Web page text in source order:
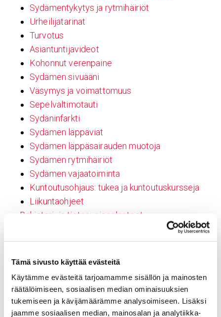
Tämä sivusto käyttää evästeitä
Käytämme evästeitä tarjoamamme sisällön ja mainosten
räätälöimiseen, sosiaalisen median ominaisuuksien
tukemiseen ja kävijämäärämme analysoimiseen. Lisäksi
jaamme sosiaalisen median, mainosalan ja analytiikka-
Sydämentykytys ja rytmihäiriöt
Urheilijatarinat
Turvotus
Asiantuntijavideot
Kohonnut verenpaine
Sydämen sivuääni
Väsymys ja voimattomuus
Sepelvaltimotauti
Sydäninfarkti
Sydämen läppäviat
Sydämen läppäsairauden muotoja
Sydämen rytmihäiriöt
Sydämen vajaatoiminta
Kuntoutusohjaus: tukea ja kuntoutuskursseja
Liikuntaohjeet
Rekisteri- ja tietosuojaselosteet
Anna palautetta
Tahdistinhoito
Ohjeita läheisille
Sydäntehohoito ja -valvonta